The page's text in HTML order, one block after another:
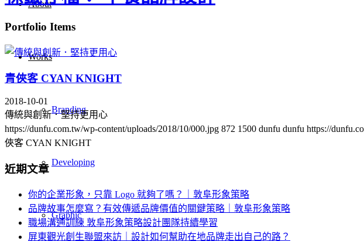
About
Works
Branding
Developing
Graphic
Portfolio Items
青俠客 CYAN KNIGHT
2018-10-01
傳統與創新．堅持更用心
https://dunfu.com.tw/wp-content/uploads/2018/10/000.jpg 872 1500 dunfu dunfu https://
俠客 CYAN KNIGHT
近期文章
你的企業形象，只靠 Logo 就夠了嗎？｜敦阜形象策略
品牌故事怎麼寫？有效傳遞品牌價值的關鍵策略｜敦阜形象策略
職場溝通訓練 敦阜形象策略設計團隊持續學習
屏東觀光創生聯盟來訪｜設計如何幫助在地品牌走出自己的路？